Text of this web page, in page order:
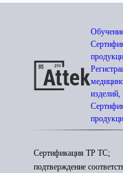
изделий,
Сертификация ТР ТС;
подтверждение